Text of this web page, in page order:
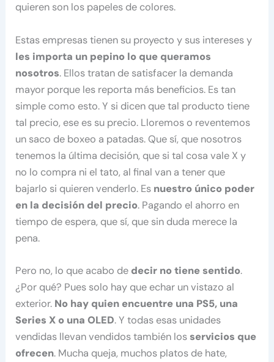
quieren son los papeles de colores.
Estas empresas tienen su proyecto y sus intereses y
les importa un pepino lo que queramos
nosotros. Ellos tratan de satisfacer la demanda
mayor porque les reporta más beneficios. Es tan
simple como esto. Y si dicen que tal producto tiene
tal precio, ese es su precio. Lloremos o reventemos
un saco de boxeo a patadas. Que sí, que nosotros
tenemos la última decisión, que si tal cosa vale X y
no lo compra ni el tato, al final van a tener que
bajarlo si quieren venderlo. Es nuestro único poder
en la decisión del precio. Pagando el ahorro en
tiempo de espera, que sí, que sin duda merece la
pena.
Pero no, lo que acabo de decir no tiene sentido.
¿Por qué? Pues solo hay que echar un vistazo al
exterior. No hay quien encuentre una PS5, una
Series X o una OLED. Y todas esas unidades
vendidas llevan vendidos también losservicios que
ofrecen. Mucha queja, muchos platos de hate,